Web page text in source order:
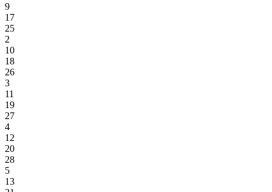
9
17
25
2
10
18
26
3
11
19
27
4
12
20
28
5
13